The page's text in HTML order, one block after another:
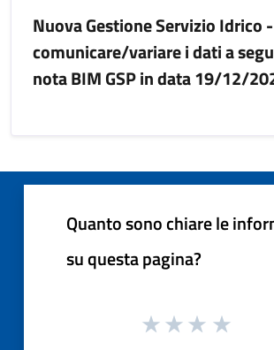
Nuova Gestione Servizio Idrico
comunicare/variare i dati a
nota BIM GSP in data 19/12/
Quanto sono chiare le
su questa pagina?